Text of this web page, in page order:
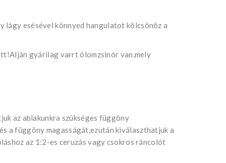
esésével könnyed hangulatot kölcsönöz a
gyárilag varrt ólomzsinór van,mely
az ablakunkra szükséges függöny
a függöny magasságát,ezután kiválaszthatjuk a
az 1:2-es ceruzás vagy csokros ráncolót